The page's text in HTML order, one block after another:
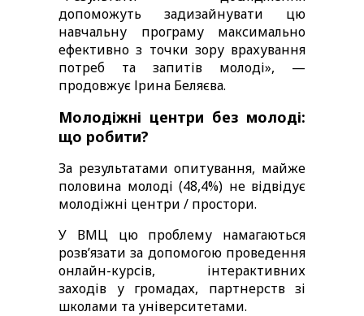
допоможуть задизайнувати цю
навчальну програму максимально
ефективно з точки зору врахування
потреб та запитів молоді», —
продовжує Ірина Беляєва.
Молодіжні центри без молоді:
що робити?
За результатами опитування, майже
половина молоді (48,4%) не відвідує
молодіжні центри / простори.
У ВМЦ цю проблему намагаються
розв’язати за допомогою проведення
онлайн-курсів, інтерактивних
заходів у громадах, партнерств зі
школами та університетами.